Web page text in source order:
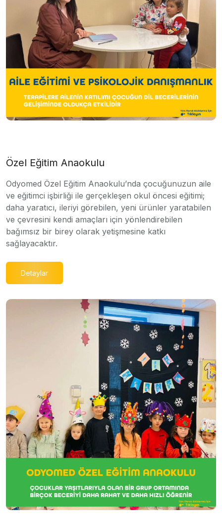
Özel Eğitim Anaokulu
Odyomed Özel Eğitim Anaokulu’nda çocuğunuzun aile
ve eğitimci işbirliği ile gerçekleşen okul öncesi eğitimi;
daha yaratıcı, ileriyi görebilen, yeni ürünler yaratabilen
ve çevresini kendi amaçları için yönlendirebilen
bağımsız bir birey olarak yetişmesine katkı
sağlayacaktır.
Detaylar